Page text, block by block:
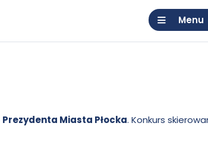
Menu
Prezydenta Miasta Płocka. Konkurs